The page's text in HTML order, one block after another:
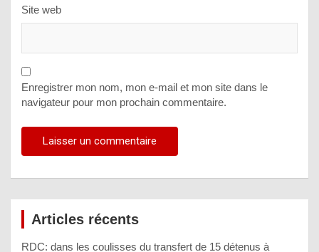
Site web
Enregistrer mon nom, mon e-mail et mon site dans le
navigateur pour mon prochain commentaire.
Articles récents
RDC: dans les coulisses du transfert de 15 détenus à